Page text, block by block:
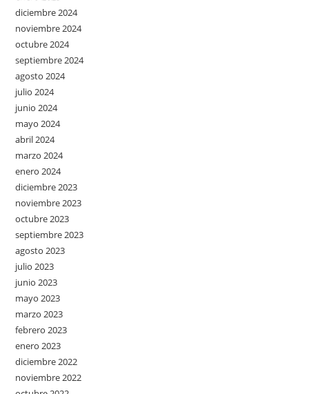
diciembre 2024
noviembre 2024
octubre 2024
septiembre 2024
agosto 2024
julio 2024
junio 2024
mayo 2024
abril 2024
marzo 2024
enero 2024
diciembre 2023
noviembre 2023
octubre 2023
septiembre 2023
agosto 2023
julio 2023
junio 2023
mayo 2023
marzo 2023
febrero 2023
enero 2023
diciembre 2022
noviembre 2022